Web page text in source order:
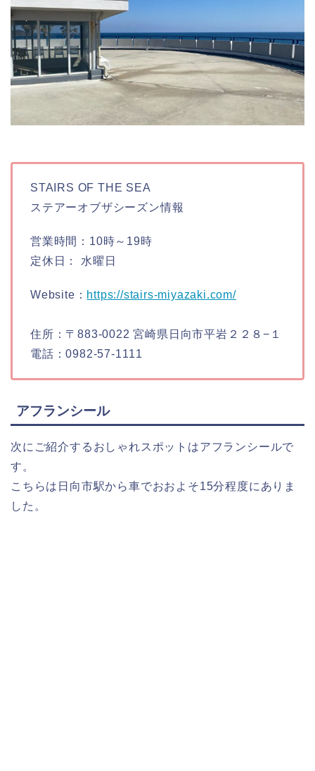
STAIRS OF THE SEA
ステアーオブザシーズン情報
営業時間：10時～19時
定休日： 水曜日
Website： https://stairs-miyazaki.com/
住所：〒883-0022 宮崎県日向市平岩２２８−１
電話：0982-57-1111
アフランシール
次にご紹介するおしゃれスポットはアフランシールで
す。
こちらは日向市駅から車でおおよそ15分程度にありま
した。